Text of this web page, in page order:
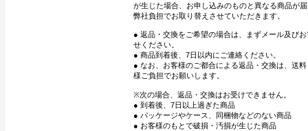
が生じた場合、お申し込みのものと異なる商品が
弊社負担でお取り替えさせていただきます。
● 返品・交換をご希望の場合は、まずメール及び
せください。
● 商品到着後、7日以内にご連絡ください。
● なお、お客様のご都合による返品・交換は、送
様ご負担でお願いします。
※次の場合、返品・交換はお受けできません。
● 到着後、7日以上過ぎた商品
● パッケージやケース、同梱物などのない商品
● お客様のもとで破損・汚損が生じた商品